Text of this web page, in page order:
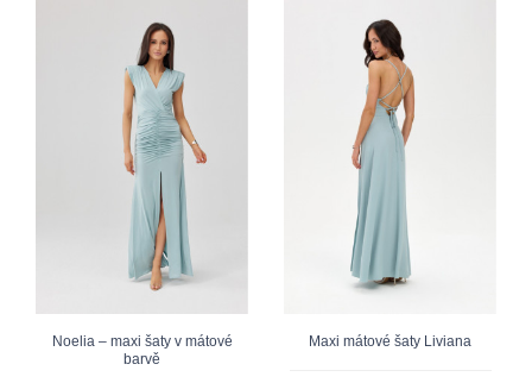
Noelia – maxi šaty v mátové
barvě
Maxi mátové šaty Liviana